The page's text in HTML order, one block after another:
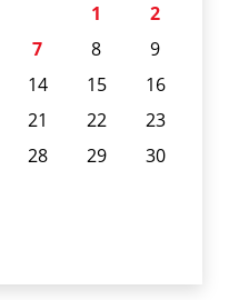
1
2
7 8
9
14 15
16
21 22
23
28 29
30